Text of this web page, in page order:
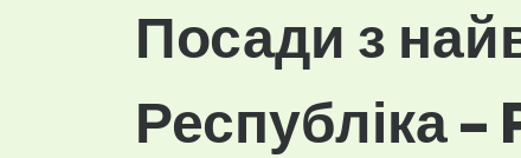
Посади з
Республіка –